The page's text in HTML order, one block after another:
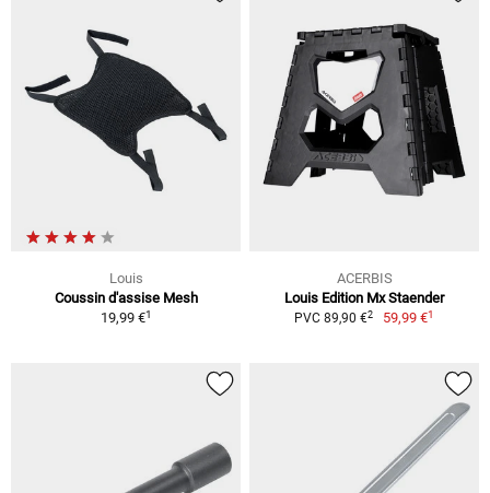
Louis
Coussin d'assise Mesh
19,99 €1
ACERBIS
Louis Edition Mx Staender
PVC 89,90 €2 59,99 €1